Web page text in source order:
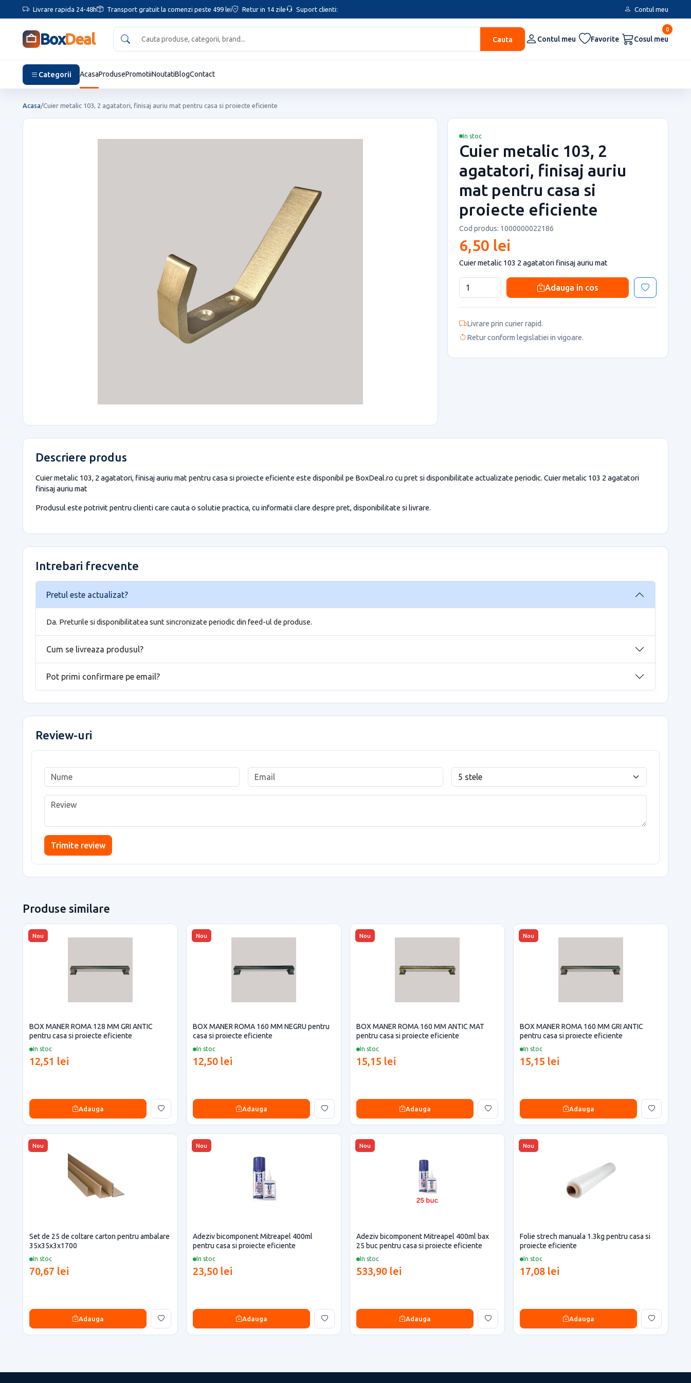
Livrare rapida 24-48h Transport gratuit la comenzi peste 499 lei Retur in 14 zile Suport clienti: Contul meu
BoxDeal Cauta Contul meu Favorite
0
Cosul meu
Categorii AcasaProdusePromotiiNoutatiBlogContact
Acasa/Cuier metalic 103, 2 agatatori, finisaj auriu mat pentru casa si proiecte eficiente
In stoc
Cuier metalic 103, 2
agatatori, finisaj auriu
mat pentru casa si
proiecte eficiente
Cod produs: 1000000022186
6,50 lei
Cuier metalic 103 2 agatatori finisaj auriu mat
Adauga in cos
Livrare prin curier rapid.
Retur conform legislatiei in vigoare.
Descriere produs
Cuier metalic 103, 2 agatatori, finisaj auriu mat pentru casa si proiecte eficiente este disponibil pe BoxDeal.ro cu pret si disponibilitate actualizate periodic. Cuier metalic 103 2 agatatori
finisaj auriu mat
Produsul este potrivit pentru clienti care cauta o solutie practica, cu informatii clare despre pret, disponibilitate si livrare.
Intrebari frecvente
Pretul este actualizat?
Da. Preturile si disponibilitatea sunt sincronizate periodic din feed-ul de produse.
Cum se livreaza produsul?
Pot primi confirmare pe email?
Review-uri
Trimite review
Produse similare
Nou
In stoc
BOX MANER ROMA 128 MM GRI ANTIC
pentru casa si proiecte eficiente
12,51 lei
Adauga
Nou
In stoc
BOX MANER ROMA 160 MM NEGRU pentru
casa si proiecte eficiente
12,50 lei
Adauga
Nou
In stoc
BOX MANER ROMA 160 MM ANTIC MAT
pentru casa si proiecte eficiente
15,15 lei
Adauga
Nou
In stoc
BOX MANER ROMA 160 MM GRI ANTIC
pentru casa si proiecte eficiente
15,15 lei
Adauga
Nou
In stoc
Set de 25 de coltare carton pentru ambalare
35x35x3x1700
70,67 lei
Adauga
Nou
In stoc
Adeziv bicomponent Mitreapel 400ml
pentru casa si proiecte eficiente
23,50 lei
Adauga
Nou
In stoc
Adeziv bicomponent Mitreapel 400ml bax
25 buc pentru casa si proiecte eficiente
533,90 lei
Adauga
Nou
In stoc
Folie strech manuala 1.3kg pentru casa si
proiecte eficiente
17,08 lei
Adauga